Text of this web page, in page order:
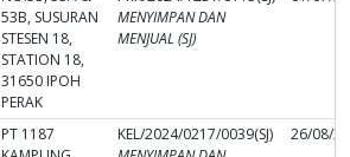
53B, SUSURAN
STESEN 18,
STATION 18,
31650 IPOH
PERAK
MENYIMPAN DAN
MENJUAL (SJ)
PT 1187
KEL/2024/0217/0039(SJ)
26/08/